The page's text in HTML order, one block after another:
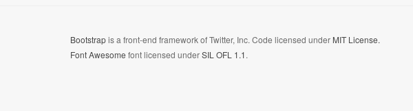
Bootstrapis a front-end framework of Twitter, Inc. Code licensed under MIT License.
Font Awesome font licensed underSIL OFL 1.1.